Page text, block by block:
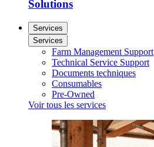
Solutions
Services
Services
Farm Management Support
Technical Service Support
Documents techniques
Consumables
Pre-Owned
Voir tous les services